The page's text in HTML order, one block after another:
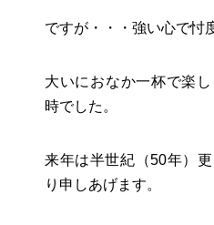
ですが・・・強い心で忖
大いにおなか一杯で楽
時でした。
来年は半世紀（50年）
り申しあげます。